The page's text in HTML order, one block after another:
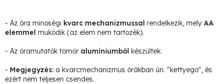
- Az óra minoségi kvarc mechanizmussal rendelkezik, mely AA
elemmel muködik (az elem nem tartozék).
- Az óramutatók tömör alumíniumból készültek.
- Megjegyzés: a kvarcmechanizmus órákban ún. "kettyego", és
ezért nem teljesen csendes.